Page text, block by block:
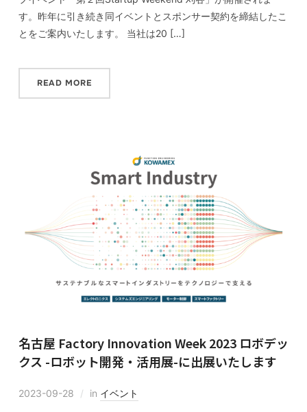
す。昨年に引き続き同イベントとスポンサー契約を締結したこ
とをご案内いたします。 当社は20 […]
READ MORE
名古屋 Factory Innovation Week 2023 ロボデッ
クス -ロボット開発・活用展-に出展いたします
2023-09-28 in イベント